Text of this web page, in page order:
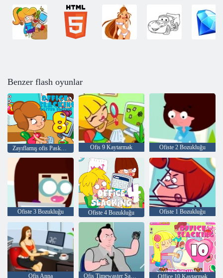
Benzer flash oyunlar
Zayıflamış ofis Paskalya baskısı 8 Ofis 9 Kaytarmak Ofiste 2 Bozukluğu
Ofiste 3 Bozukluğu Ofiste 4 Bozukluğu Ofiste 1 Bozukluğu
Ofis Anna Ofis Timewaster Şampiyonu